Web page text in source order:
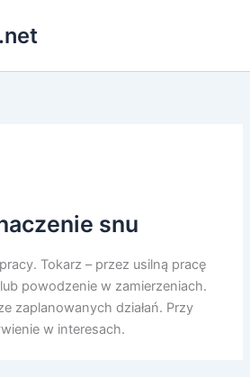
snu
Tokarz – przez usilną pracę
powodzenie w zamierzeniach.
zaplanowanych działań. Przy
w interesach.